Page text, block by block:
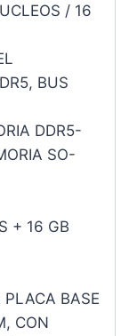
/ 16
BUS
DDR5-
SO-
+ 16 GB
BASE
CON